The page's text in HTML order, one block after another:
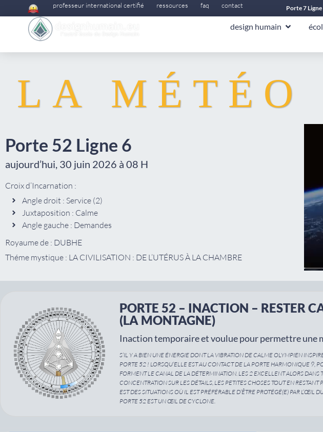
professeur international certifié ressources faq contact Porte 7 Ligne
design humain
LA MÉTÉO
Porte 52 Ligne 6
aujourd’hui, 30 juin 2026 à 08 H
Croix d’Incarnation :
Angle droit : Service (2)
Juxtaposition : Calme
Angle gauche : Demandes
Royaume de : DUBHE
Théme mystique : LA CIVILISATION : DE L’UTÉRUS À LA CHAMBRE
PORTE 52 – INACTION – RESTER
(LA MONTAGNE)
Inaction temporaire et voulue pour permettre une
S’IL Y A BIEN UNE ÉNERGIE DONT LA VIBRATION DE CALME OLYMPIEN
PORTE 52 ! LORSQU’ELLE EST AU CONTACT DE LA PORTE HARMONIQUE 9,
FORMENT LE CANAL DE LA DÉTERMINATION. LES 2 EXCELLENT ALORS
CONCENTRATION SUR LES DÉTAILS, LES PETITES CHOSES TOUT EN
EST DES SITUATIONS OÙ IL EST PRÉFÉRABLE D’ÊTRE PROTÉGÉ(E) PAR L’ŒIL
PORTE 52 EST UN ŒIL DE CYCLONE.